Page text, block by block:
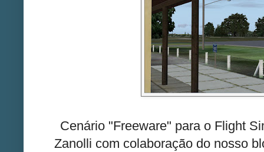
Cenário "Freeware" para o Flight
Zanolli com colaboração do nosso